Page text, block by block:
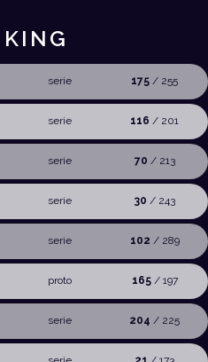
serie 175 / 255
serie 116 / 201
serie 70 / 213
serie 30 / 243
serie 102 / 289
proto 165/ 197
serie 204 / 225